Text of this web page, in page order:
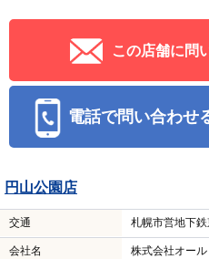
この店舗に問
電話で問い合わせ
円山公園店
交通 札幌市営地下
会社名 株式会社オール